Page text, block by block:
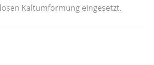
Kaltumformung eingesetzt.